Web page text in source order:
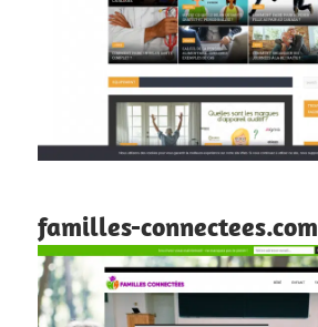
familles-connectees.com